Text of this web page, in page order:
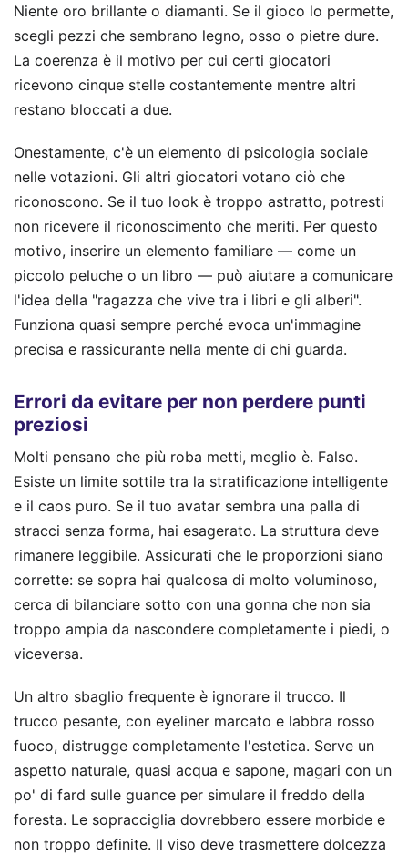
Niente oro brillante o diamanti. Se il gioco lo permette,
scegli pezzi che sembrano legno, osso o pietre dure.
La coerenza è il motivo per cui certi giocatori
ricevono cinque stelle costantemente mentre altri
restano bloccati a due.
Onestamente, c'è un elemento di psicologia sociale
nelle votazioni. Gli altri giocatori votano ciò che
riconoscono. Se il tuo look è troppo astratto, potresti
non ricevere il riconoscimento che meriti. Per questo
motivo, inserire un elemento familiare — come un
piccolo peluche o un libro — può aiutare a comunicare
l'idea della "ragazza che vive tra i libri e gli alberi".
Funziona quasi sempre perché evoca un'immagine
precisa e rassicurante nella mente di chi guarda.
Errori da evitare per non perdere punti
preziosi
Molti pensano che più roba metti, meglio è. Falso.
Esiste un limite sottile tra la stratificazione intelligente
e il caos puro. Se il tuo avatar sembra una palla di
stracci senza forma, hai esagerato. La struttura deve
rimanere leggibile. Assicurati che le proporzioni siano
corrette: se sopra hai qualcosa di molto voluminoso,
cerca di bilanciare sotto con una gonna che non sia
troppo ampia da nascondere completamente i piedi, o
viceversa.
Un altro sbaglio frequente è ignorare il trucco. Il
trucco pesante, con eyeliner marcato e labbra rosso
fuoco, distrugge completamente l'estetica. Serve un
aspetto naturale, quasi acqua e sapone, magari con un
po' di fard sulle guance per simulare il freddo della
foresta. Le sopracciglia dovrebbero essere morbide e
non troppo definite. Il viso deve trasmettere dolcezza